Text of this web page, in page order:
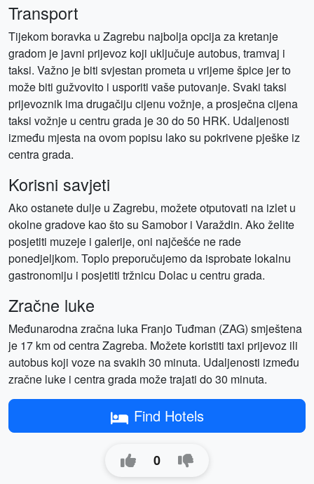
Transport
Tijekom boravka u Zagrebu najbolja opcija za kretanje
gradom je javni prijevoz koji uključuje autobus, tramvaj i
taksi. Važno je biti svjestan prometa u vrijeme špice jer to
može biti gužvovito i usporiti vaše putovanje. Svaki taksi
prijevoznik ima drugačiju cijenu vožnje, a prosječna cijena
taksi vožnje u centru grada je 30 do 50 HRK. Udaljenosti
između mjesta na ovom popisu lako su pokrivene pješke iz
centra grada.
Korisni savjeti
Ako ostanete dulje u Zagrebu, možete otputovati na izlet u
okolne gradove kao što su Samobor i Varaždin. Ako želite
posjetiti muzeje i galerije, oni najčešće ne rade
ponedjeljkom. Toplo preporučujemo da isprobate lokalnu
gastronomiju i posjetiti tržnicu Dolac u centru grada.
Zračne luke
Međunarodna zračna luka Franjo Tuđman (ZAG) smještena
je 17 km od centra Zagreba. Možete koristiti taxi prijevoz ili
autobus koji voze na svakih 30 minuta. Udaljenosti između
zračne luke i centra grada može trajati do 30 minuta.
Find Hotels
0